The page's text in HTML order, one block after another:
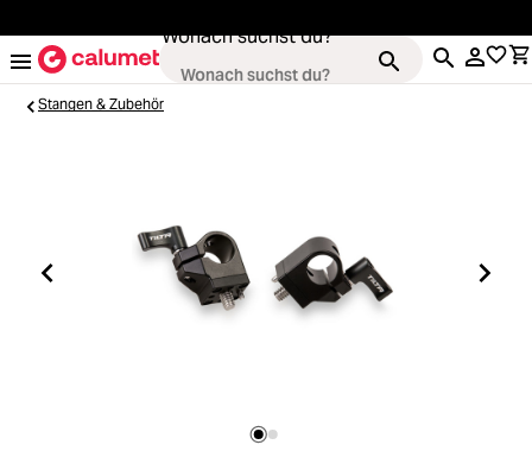
Wonach suchst du?
Objektive
Loading...
Video & Drohnen
Stangen & Zubehör